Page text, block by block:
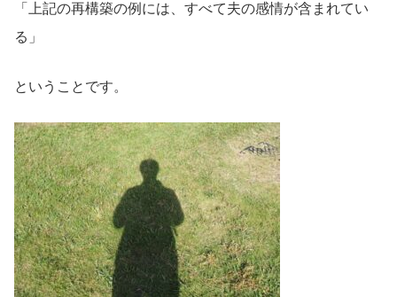
「上記の再構築の例には、すべて夫の感情が含まれてい
る」
ということです。